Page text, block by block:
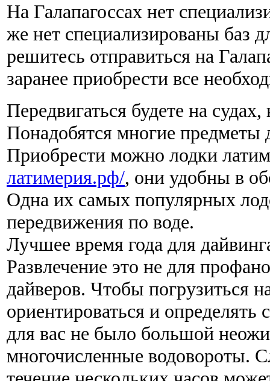
На Галапагоссах нет
же нет специализированы баз
решитесь отправиться на
заранее приобрести все
Передвигаться будете на
Понадобятся многие предметы
Приобрести можно лодки
латимерия.рф/, они удобны в
Одна их самых популярных
передвижения по воде.
Лучшее время года для
Развлечение это не для
дайверов. Чтобы погрузиться
ориентироваться и
для вас не было большой
многочисленные водовороты.